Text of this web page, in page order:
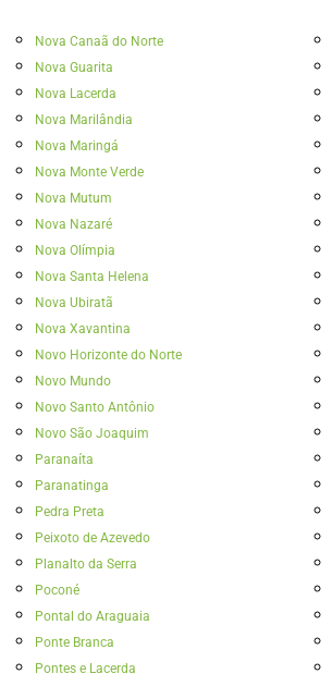
Nova Canaã do Norte
Nova Guarita
Nova Lacerda
Nova Marilândia
Nova Maringá
Nova Monte Verde
Nova Mutum
Nova Nazaré
Nova Olímpia
Nova Santa Helena
Nova Ubiratã
Nova Xavantina
Novo Horizonte do Norte
Novo Mundo
Novo Santo Antônio
Novo São Joaquim
Paranaíta
Paranatinga
Pedra Preta
Peixoto de Azevedo
Planalto da Serra
Poconé
Pontal do Araguaia
Ponte Branca
Pontes e Lacerda